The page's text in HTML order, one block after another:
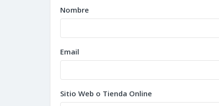
Nombre
Email
Sitio Web o Tienda Online